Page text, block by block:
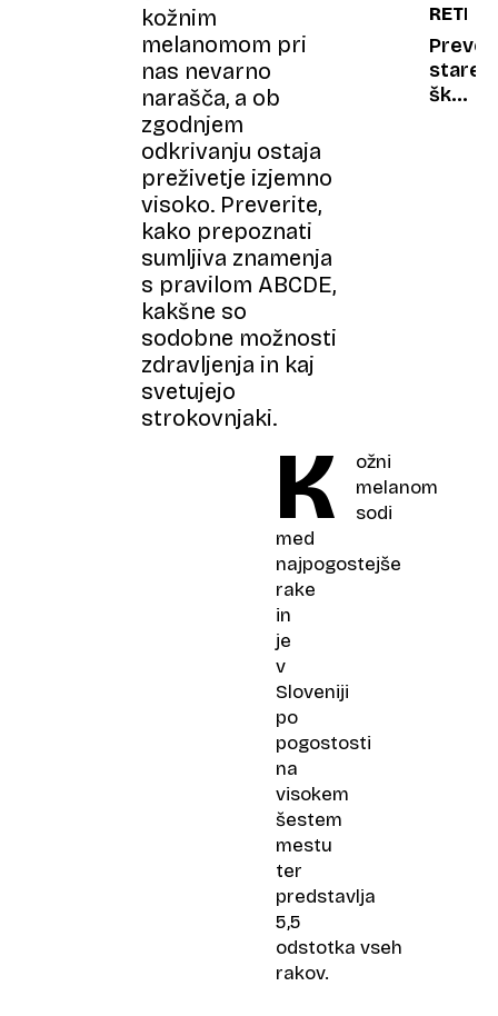
kožnim
melanomom pri
nas nevarno
narašča, a ob
zgodnjem
odkrivanju ostaja
preživetje izjemno
visoko. Preverite,
kako prepoznati
sumljiva znamenja
s pravilom ABCDE,
kakšne so
sodobne možnosti
zdravljenja in kaj
svetujejo
strokovnjaki.
K
ožni
melanom
sodi
med
najpogostejše
rake
in
je
v
Sloveniji
po
pogostosti
na
visokem
šestem
mestu
ter
predstavlja
5,5
odstotka vseh
rakov.
raju
RETRO
stare
škatle